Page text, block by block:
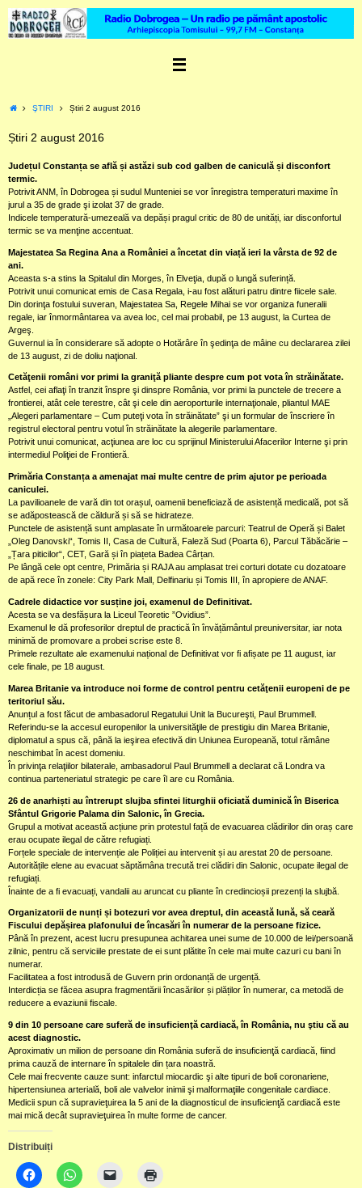
content
HomeŞTIRI Știri 2 august 2016
Știri 2 august 2016
Județul Constanța se află și astăzi sub cod galben de caniculă și disconfort
termic.
Potrivit ANM, în Dobrogea și sudul Munteniei se vor înregistra temperaturi maxime în
jurul a 35 de grade şi izolat 37 de grade.
Indicele temperatură-umezeală va depăși pragul critic de 80 de unități, iar disconfortul
termic se va menţine accentuat.
Majestatea Sa Regina Ana a României a încetat din viață ieri la vârsta de 92 de
ani.
Aceasta s-a stins la Spitalul din Morges, în Elveţia, după o lungă suferință.
Potrivit unui comunicat emis de Casa Regala, i-au fost alături patru dintre fiicele sale.
Din dorinţa fostului suveran, Majestatea Sa, Regele Mihai se vor organiza funeralii
regale, iar înmormântarea va avea loc, cel mai probabil, pe 13 august, la Curtea de
Argeş.
Guvernul ia în considerare să adopte o Hotărâre în şedinţa de mâine cu declararea zilei
de 13 august, zi de doliu naţional.
Cetăţenii români vor primi la graniţă pliante despre cum pot vota în străinătate.
Astfel, cei aflaţi în tranzit înspre şi dinspre România, vor primi la punctele de trecere a
frontierei, atât cele terestre, cât şi cele din aeroporturile internaţionale, pliantul MAE
„Alegeri parlamentare – Cum puteţi vota în străinătate” şi un formular de înscriere în
registrul electoral pentru votul în străinătate la alegerile parlamentare.
Potrivit unui comunicat, acţiunea are loc cu sprijinul Ministerului Afacerilor Interne şi prin
intermediul Poliţiei de Frontieră.
Primăria Constanța a amenajat mai multe centre de prim ajutor pe perioada
caniculei.
La pavilioanele de vară din tot orașul, oamenii beneficiază de asistență medicală, pot să
se adăpostească de căldură și să se hidrateze.
Punctele de asistență sunt amplasate în următoarele parcuri: Teatrul de Operă și Balet
„Oleg Danovski“, Tomis II, Casa de Cultură, Faleză Sud (Poarta 6), Parcul Tăbăcărie –
„Țara piticilor“, CET, Gară și în piațeta Badea Cârțan.
Pe lângă cele opt centre, Primăria și RAJA au amplasat trei corturi dotate cu dozatoare
de apă rece în zonele: City Park Mall, Delfinariu și Tomis III, în apropiere de ANAF.
Cadrele didactice vor susține joi, examenul de Definitivat.
Acesta se va desfășura la Liceul Teoretic ”Ovidius”.
Examenul le dă profesorilor dreptul de practică în învățământul preuniversitar, iar nota
minimă de promovare a probei scrise este 8.
Primele rezultate ale examenului național de Definitivat vor fi afișate pe 11 august, iar
cele finale, pe 18 august.
Marea Britanie va introduce noi forme de control pentru cetăţenii europeni de pe
teritoriul său.
Anunțul a fost făcut de ambasadorul Regatului Unit la Bucureşti, Paul Brummell.
Referindu-se la accesul europenilor la universităţile de prestigiu din Marea Britanie,
diplomatul a spus că, până la ieşirea efectivă din Uniunea Europeană, totul rămâne
neschimbat în acest domeniu.
În privinţa relaţiilor bilaterale, ambasadorul Paul Brummell a declarat că Londra va
continua parteneriatul strategic pe care îl are cu România.
26 de anarhiști au întrerupt slujba sfintei liturghii oficiată duminică în Biserica
Sfântul Grigorie Palama din Salonic, în Grecia.
Grupul a motivat această acțiune prin protestul față de evacuarea clădirilor din oraș care
erau ocupate ilegal de către refugiați.
Forțele speciale de intervenție ale Poliției au intervenit și au arestat 20 de persoane.
Autoritățile elene au evacuat săptămâna trecută trei clădiri din Salonic, ocupate ilegal de
refugiați.
Înainte de a fi evacuați, vandalii au aruncat cu pliante în credincioșii prezenți la slujbă.
Organizatorii de nunți și botezuri vor avea dreptul, din această lună, să ceară
Fiscului depășirea plafonului de încasări în numerar de la persoane fizice.
Până în prezent, acest lucru presupunea achitarea unei sume de 10.000 de lei/persoană
zilnic, pentru că serviciile prestate de ei sunt plătite în cele mai multe cazuri cu bani în
numerar.
Facilitatea a fost introdusă de Guvern prin ordonanță de urgență.
Interdicția se făcea asupra fragmentării încasărilor și plăților în numerar, ca metodă de
reducere a evaziunii fiscale.
9 din 10 persoane care suferă de insuficienţă cardiacă, în România, nu ştiu că au
acest diagnostic.
Aproximativ un milion de persoane din România suferă de insuficienţă cardiacă, fiind
prima cauză de internare în spitalele din țara noastră.
Cele mai frecvente cauze sunt: infarctul miocardic şi alte tipuri de boli coronariene,
hipertensiunea arterială, boli ale valvelor inimii şi malformaţiile congenitale cardiace.
Medicii spun că supravieţuirea la 5 ani de la diagnosticul de insuficienţă cardiacă este
mai mică decât supravieţuirea în multe forme de cancer.
Distribuiți